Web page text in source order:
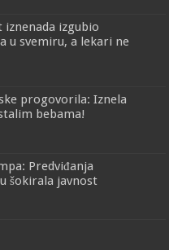
iznenada izgubio
u svemiru, a lekari ne
progovorila: Iznela
bebama!
Predviđanja
šokirala javnost